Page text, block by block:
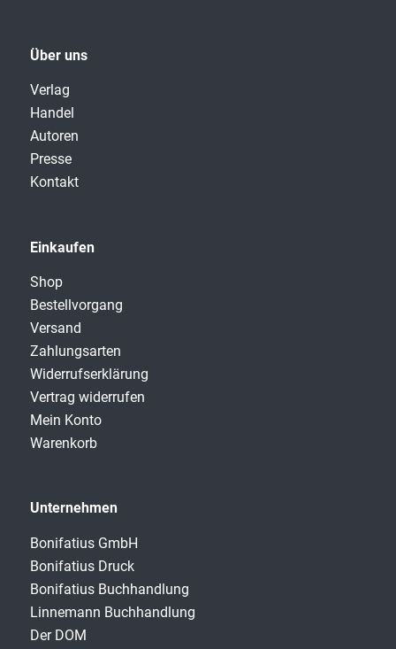
Über uns
Verlag
Handel
Autoren
Presse
Kontakt
Einkaufen
Shop
Bestellvorgang
Versand
Zahlungsarten
Widerrufserklärung
Vertrag widerrufen
Mein Konto
Warenkorb
Unternehmen
Bonifatius GmbH
Bonifatius Druck
Bonifatius Buchhandlung
Linnemann Buchhandlung
Der DOM